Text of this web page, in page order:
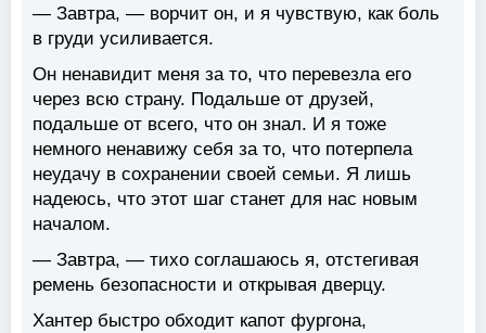
— Завтра, — ворчит он, и я чувствую, как боль
в груди усиливается.
Он ненавидит меня за то, что перевезла его
через всю страну. Подальше от друзей,
подальше от всего, что он знал. И я тоже
немного ненавижу себя за то, что потерпела
неудачу в сохранении своей семьи. Я лишь
надеюсь, что этот шаг станет для нас новым
началом.
— Завтра, — тихо соглашаюсь я, отстегивая
ремень безопасности и открывая дверцу.
Хантер быстро обходит капот фургона,